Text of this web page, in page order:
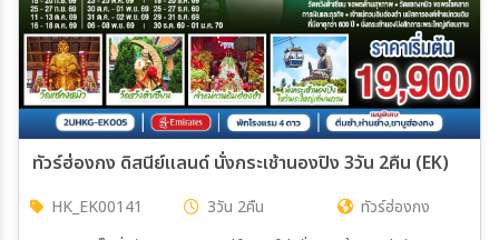
ทัวร์ฮ่องกง ดิสนีย์แลนด์ นั่งกระเช้านองปิง 3วัน 2คืน (EK)
HK_EK00141 3วัน 2คืน
ทัวร์ฮ่องกง